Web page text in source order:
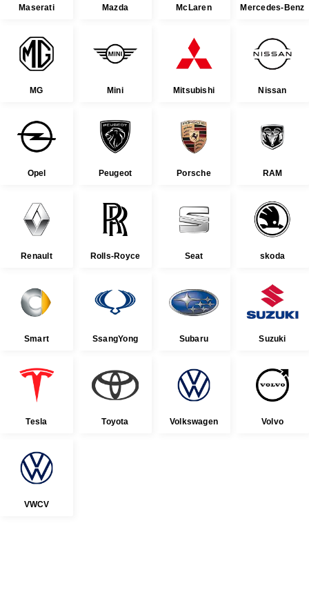
Maserati Mazda McLaren Mercedes-Benz
MG Mini Mitsubishi Nissan
Opel Peugeot Porsche RAM
Renault Rolls-Royce Seat skoda
Smart SsangYong Subaru Suzuki
Tesla Toyota Volkswagen Volvo
VWCV